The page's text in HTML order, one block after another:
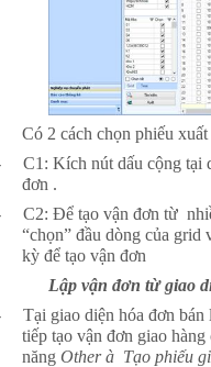
Có 2 cách chọn phiếu
C1: Kích nút dấu cộng tại
đơn .
C2: Để tạo vận đơn từ
“chọn” đầu dòng của grid
kỳ để tạo vận đơn
Lập vận đơn từ giao
Tại giao diện hóa đơn
tiếp tạo vận đơn giao
năng Otherà Tạo phiếu